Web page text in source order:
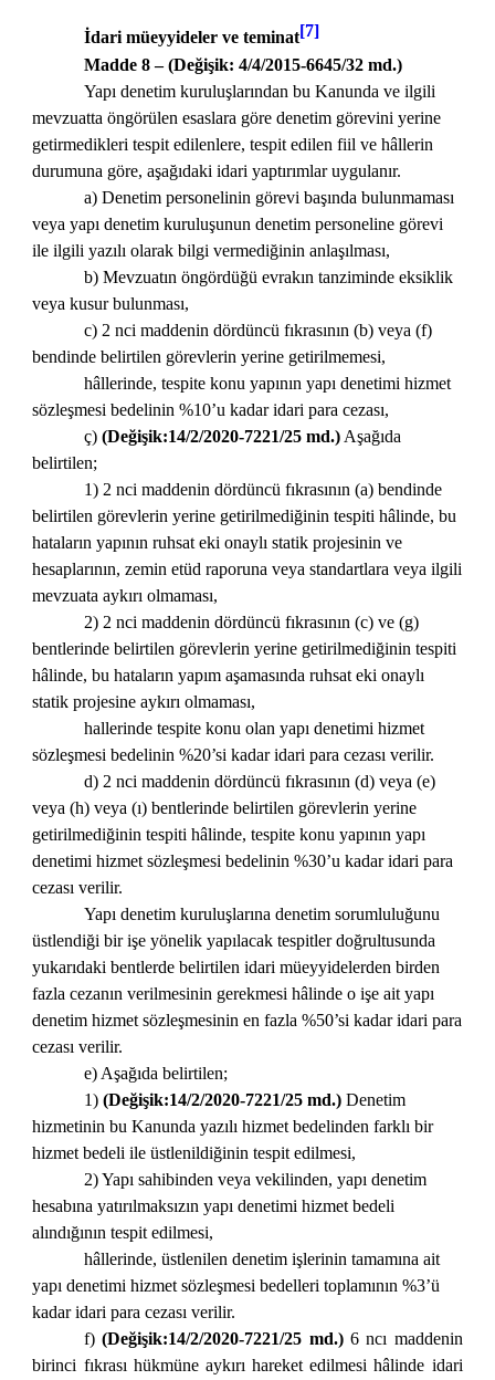
İdari müeyyideler ve teminat[7]
Madde 8 – (Değişik: 4/4/2015-6645/32 md.)
Yapı denetim kuruluşlarından bu Kanunda ve ilgili
mevzuatta öngörülen esaslara göre denetim görevini yerine
getirmedikleri tespit edilenlere, tespit edilen fiil ve hâllerin
durumuna göre, aşağıdaki idari yaptırımlar uygulanır.
a) Denetim personelinin görevi başında bulunmaması
veya yapı denetim kuruluşunun denetim personeline görevi
ile ilgili yazılı olarak bilgi vermediğinin anlaşılması,
b) Mevzuatın öngördüğü evrakın tanziminde eksiklik
veya kusur bulunması,
c) 2 nci maddenin dördüncü fıkrasının (b) veya (f)
bendinde belirtilen görevlerin yerine getirilmemesi,
hâllerinde, tespite konu yapının yapı denetimi hizmet
sözleşmesi bedelinin %10’u kadar idari para cezası,
ç)(Değişik:14/2/2020-7221/25 md.) Aşağıda
belirtilen;
1) 2 nci maddenin dördüncü fıkrasının (a) bendinde
belirtilen görevlerin yerine getirilmediğinin tespiti hâlinde, bu
hataların yapının ruhsat eki onaylı statik projesinin ve
hesaplarının, zemin etüd raporuna veya standartlara veya ilgili
mevzuata aykırı olmaması,
2) 2 nci maddenin dördüncü fıkrasının (c) ve (g)
bentlerinde belirtilen görevlerin yerine getirilmediğinin tespiti
hâlinde, bu hataların yapım aşamasında ruhsat eki onaylı
statik projesine aykırı olmaması,
hallerinde tespite konu olan yapı denetimi hizmet
sözleşmesi bedelinin %20’si kadar idari para cezası verilir.
d) 2 nci maddenin dördüncü fıkrasının (d) veya (e)
veya (h) veya (ı) bentlerinde belirtilen görevlerin yerine
getirilmediğinin tespiti hâlinde, tespite konu yapının yapı
denetimi hizmet sözleşmesi bedelinin %30’u kadar idari para
cezası verilir.
Yapı denetim kuruluşlarına denetim sorumluluğunu
üstlendiği bir işe yönelik yapılacak tespitler doğrultusunda
yukarıdaki bentlerde belirtilen idari müeyyidelerden birden
fazla cezanın verilmesinin gerekmesi hâlinde o işe ait yapı
denetim hizmet sözleşmesinin en fazla %50’si kadar idari para
cezası verilir.
e) Aşağıda belirtilen;
1)(Değişik:14/2/2020-7221/25 md.)Denetim
hizmetinin bu Kanunda yazılı hizmet bedelinden farklı bir
hizmet bedeli ile üstlenildiğinin tespit edilmesi,
2) Yapı sahibinden veya vekilinden, yapı denetim
hesabına yatırılmaksızın yapı denetimi hizmet bedeli
alındığının tespit edilmesi,
hâllerinde, üstlenilen denetim işlerinin tamamına ait
yapı denetimi hizmet sözleşmesi bedelleri toplamının %3’ü
kadar idari para cezası verilir.
f)(Değişik:14/2/2020-7221/25 md.)6 ncı maddenin
birinci fıkrası hükmüne aykırı hareket edilmesi hâlinde idari